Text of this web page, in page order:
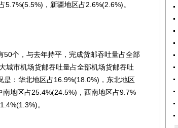
，新疆地区占2.6%(2.6%)。
个，与去年持平，完成货邮吞吐量占全部
城市机场货邮吞吐量占全部机场货邮吞吐
：华北地区占16.9%(18.0%)，东北地区
地区占25.4%(24.5%)，西南地区占9.7%
。